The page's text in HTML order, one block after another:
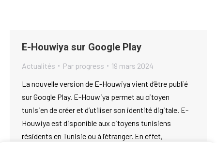
E-Houwiya sur Google Play
Actualités Par progress
19 mars 2024
La nouvelle version de E-Houwiya vient d’être publié
sur Google Play. E-Houwiya permet au citoyen
tunisien de créer et d’utiliser son identité digitale. E-
Houwiya est disponible aux citoyens tunisiens
résidents en Tunisie ou à l’étranger. En effet,